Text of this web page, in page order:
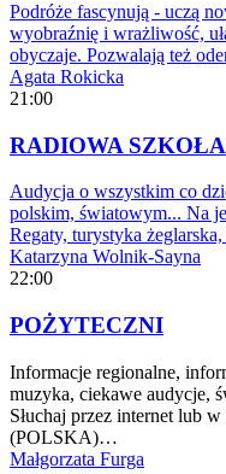
Podróże fascynują - uczą
wyobraźnię i wrażliwość,
obyczaje. Pozwalają też
Agata Rokicka
21:00
RADIOWA
Audycja o wszystkim co
polskim, światowym... Na
Regaty, turystyka
Katarzyna Wolnik-Sayna
22:00
POŻYTECZNI
Informacje regionalne,
muzyka, ciekawe audycje,
Słuchaj przez internet lub
(POLSKA)…
Małgorzata Furga